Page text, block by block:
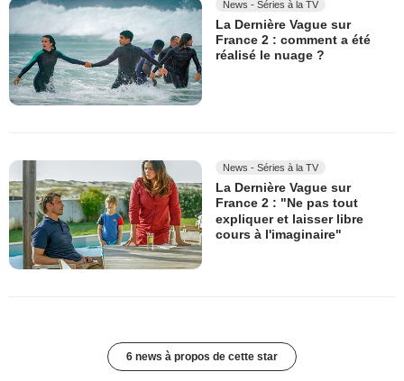
News - Séries à la TV
La Dernière Vague sur
France 2 : comment a été
réalisé le nuage ?
News - Séries à la TV
La Dernière Vague sur
France 2 : "Ne pas tout
expliquer et laisser libre
cours à l'imaginaire"
6 news à propos de cette star